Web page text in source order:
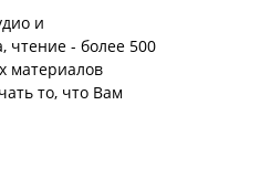
и
чтение - более 500
материалов
то, что Вам